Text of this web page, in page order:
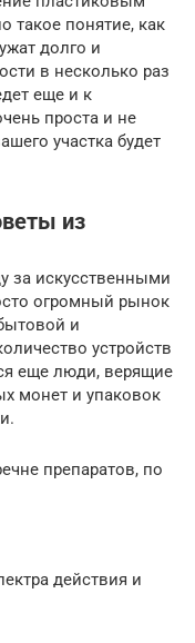
такое понятие, как
долго и
в несколько раз
еще и к
проста и не
участка будет
из
за искусственными
огромный рынок
и
устройств
еще люди, верящие
монет и упаковок
препаратов, по
действия и